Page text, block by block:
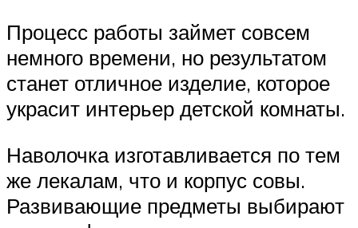
Процесс работы займет совсем
немного времени, но результатом
станет отличное изделие, которое
украсит интерьер детской комнаты.
Наволочка изготавливается по тем
же лекалам, что и корпус совы.
Развивающие предметы выбирают